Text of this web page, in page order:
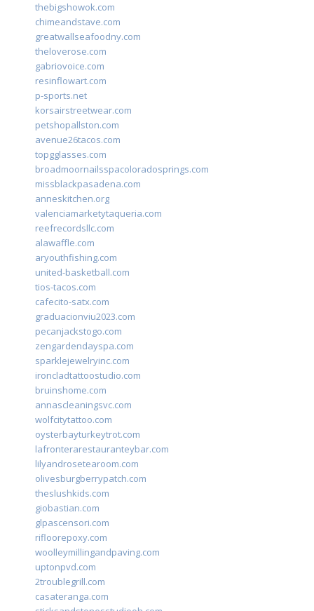
thebigshowok.com
chimeandstave.com
greatwallseafoodny.com
theloverose.com
gabriovoice.com
resinflowart.com
p-sports.net
korsairstreetwear.com
petshopallston.com
avenue26tacos.com
topgglasses.com
broadmoornailsspacoloradosprings.com
missblackpasadena.com
anneskitchen.org
valenciamarketytaqueria.com
reefrecordsllc.com
alawaffle.com
aryouthfishing.com
united-basketball.com
tios-tacos.com
cafecito-satx.com
graduacionviu2023.com
pecanjackstogo.com
zengardendayspa.com
sparklejewelryinc.com
ironcladtattoostudio.com
bruinshome.com
annascleaningsvc.com
wolfcitytattoo.com
oysterbayturkeytrot.com
lafronterarestauranteybar.com
lilyandrosetearoom.com
olivesburgberrypatch.com
theslushkids.com
giobastian.com
glpascensori.com
rifloorepoxy.com
woolleymillingandpaving.com
uptonpvd.com
2troublegrill.com
casateranga.com